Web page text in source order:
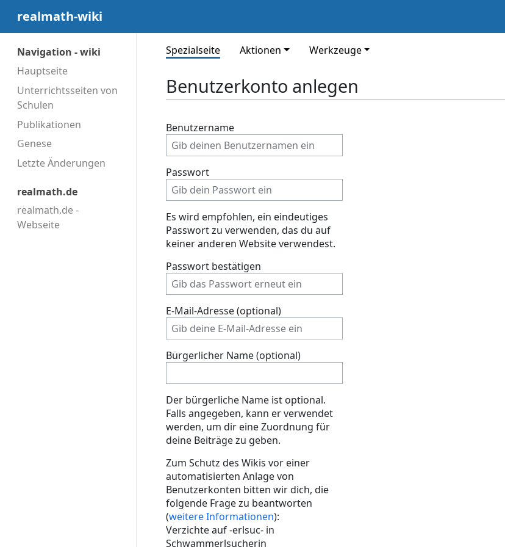
realmath-wiki
Navigation - wiki
Hauptseite
Unterrichtsseiten von
Schulen
Publikationen
Genese
Letzte Änderungen
realmath.de
realmath.de -
Webseite
Spezialseite Aktionen Werkzeuge
Benutzerkonto anlegen
Benutzername
Passwort
Es wird empfohlen, ein eindeutiges
Passwort zu verwenden, das du auf
keiner anderen Website verwendest.
Passwort bestätigen
E-Mail-Adresse (optional)
Bürgerlicher Name (optional)
Der bürgerliche Name ist optional.
Falls angegeben, kann er verwendet
werden, um dir eine Zuordnung für
deine Beiträge zu geben.
Zum Schutz des Wikis vor einer
automatisierten Anlage von
Benutzerkonten bitten wir dich, die
folgende Frage zu beantworten
(weitere Informationen):
Verzichte auf -erlsuc- in
Schwammerlsucherin